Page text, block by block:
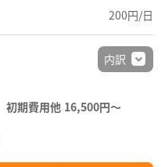
200円/日
初期費用他 16,500円〜
内訳